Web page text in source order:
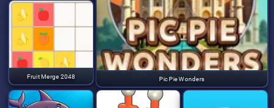
Pic Pie Wonders
Fruit Merge 2048